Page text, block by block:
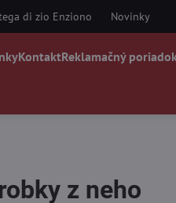
di zio Enziono Novinky
KontaktReklamačný
z neho